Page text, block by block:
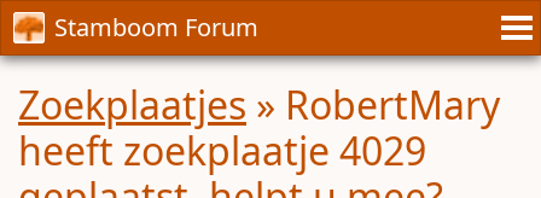
Stamboom Forum
Zoekplaatjes » RobertMary
heeft zoekplaatje 4029